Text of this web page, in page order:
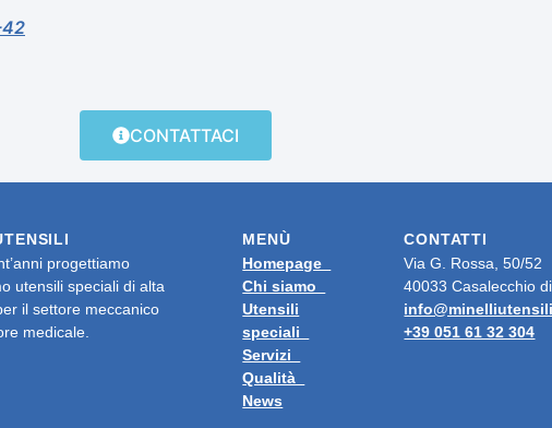
42
CONTATTACI
progettiamo
utensili speciali di alta
il settore meccanico
medicale.
MENÙ
Homepage
Chi siamo
Utensili
speciali
Servizi
Qualità
News
CONTATTI
Via G. Rossa, 50/52
40033 Casalecchio
+39 051 61 32 304